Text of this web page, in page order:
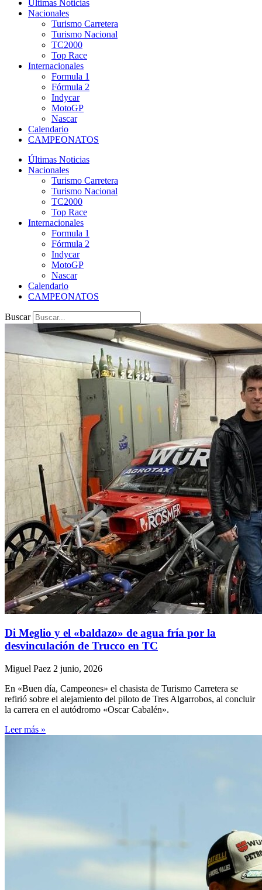
Últimas Noticias
Nacionales
Turismo Carretera
Turismo Nacional
TC2000
Top Race
Internacionales
Formula 1
Fórmula 2
Indycar
MotoGP
Nascar
Calendario
CAMPEONATOS
Últimas Noticias
Nacionales
Turismo Carretera
Turismo Nacional
TC2000
Top Race
Internacionales
Formula 1
Fórmula 2
Indycar
MotoGP
Nascar
Calendario
CAMPEONATOS
Buscar
Di Meglio y el «baldazo» de agua fría por la
desvinculación de Trucco en TC
Miguel Paez 2 junio, 2026
En «Buen día, Campeones» el chasista de Turismo Carretera se
refirió sobre el alejamiento del piloto de Tres Algarrobos, al concluir
la carrera en el autódromo «Oscar Cabalén».
Leer más »